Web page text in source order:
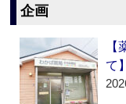
企画
て